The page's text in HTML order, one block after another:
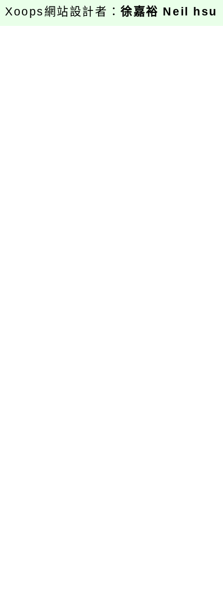
Xoops網站設計者：徐嘉裕 Neil hsu